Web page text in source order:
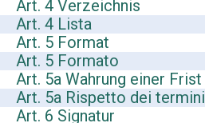
Art. 4 Verzeichnis
Art. 4 Lista
Art. 5 Format
Art. 5 Formato
Art. 5a Wahrung einer Frist
Art. 5a Rispetto dei termini
Art. 6 Signatur